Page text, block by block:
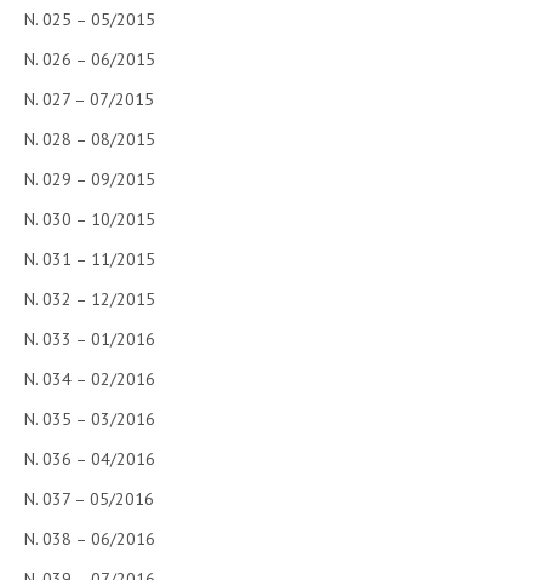
N. 025 – 05/2015
N. 026 – 06/2015
N. 027 – 07/2015
N. 028 – 08/2015
N. 029 – 09/2015
N. 030 – 10/2015
N. 031 – 11/2015
N. 032 – 12/2015
N. 033 – 01/2016
N. 034 – 02/2016
N. 035 – 03/2016
N. 036 – 04/2016
N. 037 – 05/2016
N. 038 – 06/2016